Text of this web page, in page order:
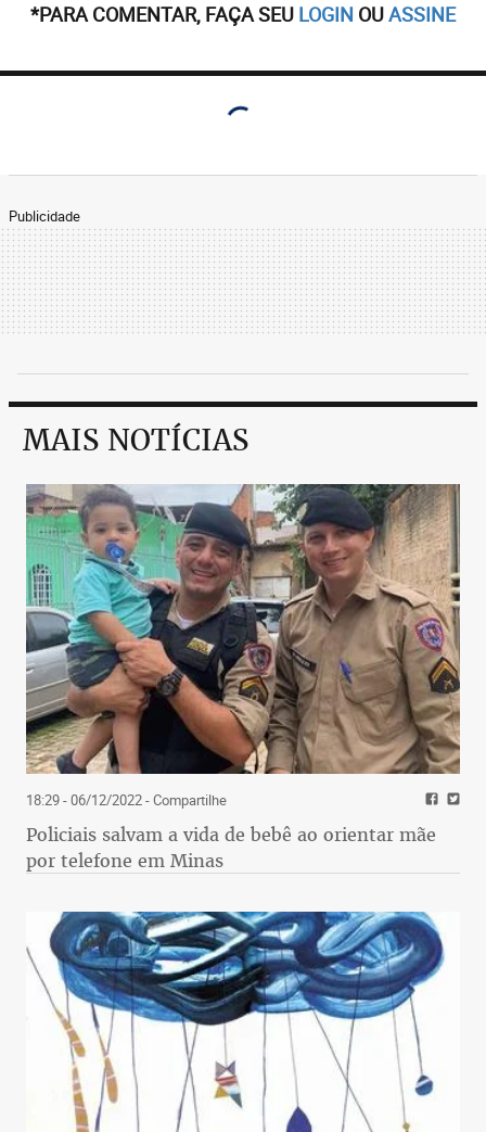
*PARA COMENTAR, FAÇA SEU LOGIN OUASSINE
Publicidade
MAIS NOTÍCIAS
18:29 - 06/12/2022- Compartilhe
Policiais salvam a vida de bebê ao orientar mãe
por telefone em Minas